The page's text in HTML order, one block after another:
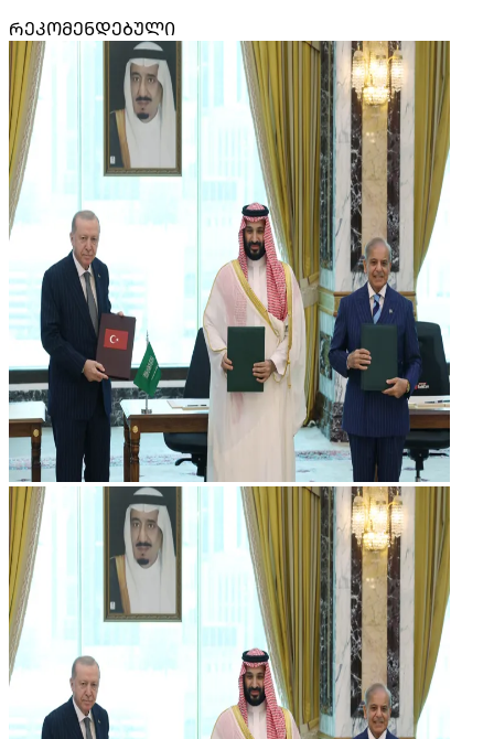
ᲠᲔᲙᲝᲛᲔᲜᲓᲔᲑᲣᲚᲘ